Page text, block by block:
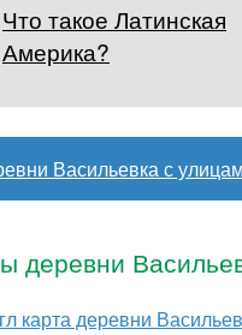
Что такое Латинская
Америка?
Васильевка с
деревни
карта деревни